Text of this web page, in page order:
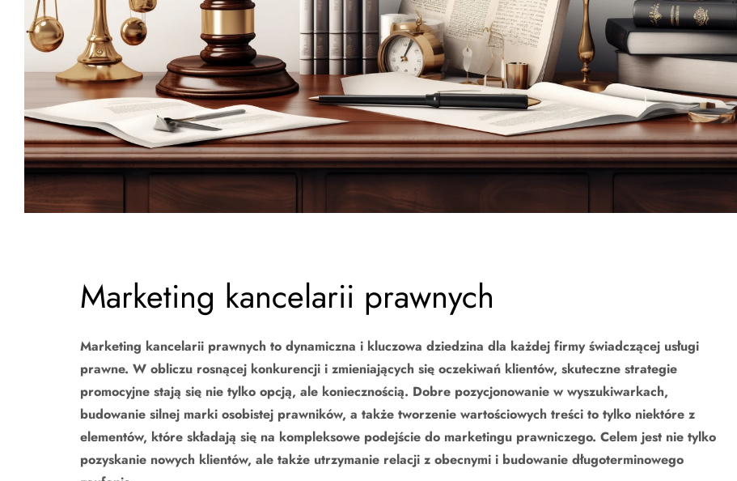
Marketing kancelarii prawnych
Marketing kancelarii prawnych to dynamiczna i kluczowa dziedzina dla każdej firmy świadczącej usługi
prawne. W obliczu rosnącej konkurencji i zmieniających się oczekiwań klientów, skuteczne strategie
promocyjne stają się nie tylko opcją, ale koniecznością. Dobre pozycjonowanie w wyszukiwarkach,
budowanie silnej marki osobistej prawników, a także tworzenie wartościowych treści to tylko niektóre z
elementów, które składają się na kompleksowe podejście do marketingu prawniczego. Celem jest nie tylko
pozyskanie nowych klientów, ale także utrzymanie relacji z obecnymi i budowanie długoterminowego